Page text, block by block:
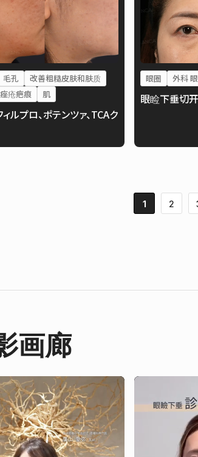
毛孔
改善粗糙皮肤和肤质
疮疤痕
肌
ィルプロ、ポテンツァ、TCAク
眼圈 外科
眼睑下垂切
1 2
画廊